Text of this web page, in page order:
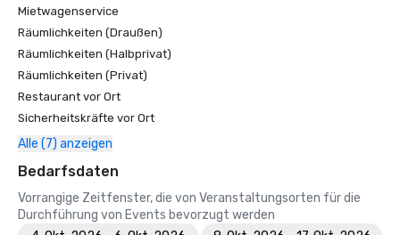
Mietwagenservice
Räumlichkeiten (Draußen)
Räumlichkeiten (Halbprivat)
Räumlichkeiten (Privat)
Restaurant vor Ort
Sicherheitskräfte vor Ort
Alle (7) anzeigen
Bedarfsdaten
Vorrangige Zeitfenster, die von Veranstaltungsorten für die
Durchführung von Events bevorzugt werden